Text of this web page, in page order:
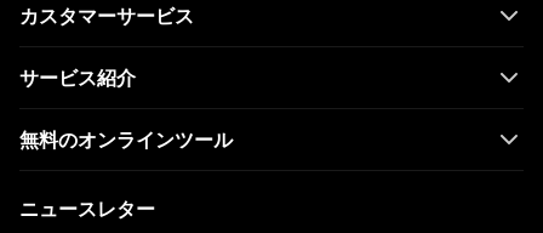
カスタマーサービス
サービス紹介
無料のオンラインツール
ニュースレター